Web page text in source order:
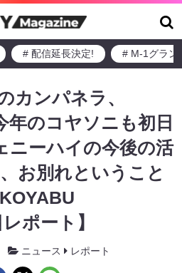
# 配信延長決定! # M-1グラン
カンパネラ、
のコヤソニも初日
ニーハイの今後の活
お別れということ
ポート】
ニュース レポート